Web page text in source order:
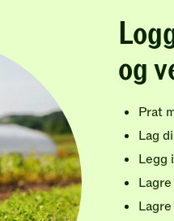
og
Prat
Lag
Legg